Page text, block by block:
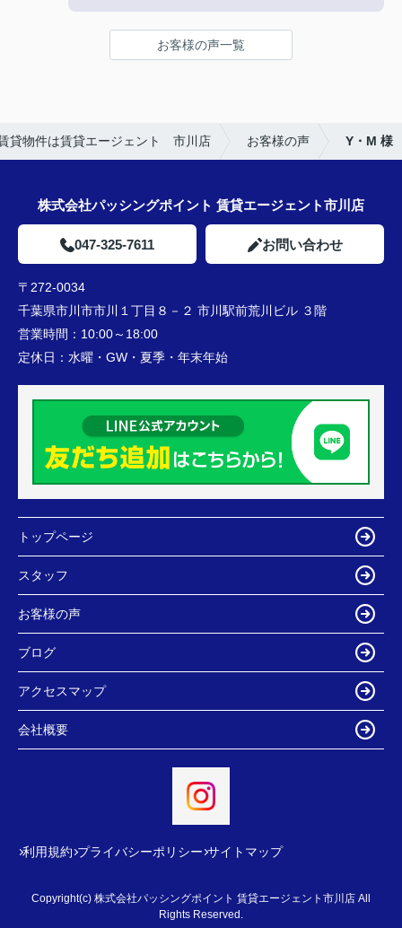
★お店の雰囲気や担当者の印象・対応はどうでした
明るく接しやすく、頼りになる方でした。
お客様の声一覧
貸物件は賃貸エージェント 市川店 お客様の声 Y・M 様
株式会社パッシングポイント 賃貸エージェント市川店
047-325-7611 お問い合わせ
〒272-0034
千葉県市川市市川１丁目８－２ 市川駅前荒川ビル ３階
営業時間： 10:00～18:00
定休日： 水曜・GW・夏季・年末年始
トップページ
スタッフ
お客様の声
ブログ
アクセスマップ
会社概要
利用規約 プライバシーポリシー サイトマップ
Copyright(c) 株式会社パッシングポイント 賃貸エージェント市川店 All
Rights Reserved.